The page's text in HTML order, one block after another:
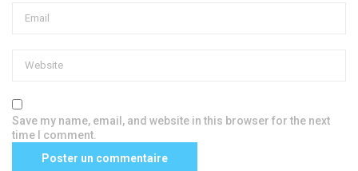
Save my name, email, and website in this browser for the next
time I comment.